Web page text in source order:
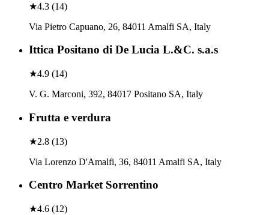
★4.3 (14)
Via Pietro Capuano, 26, 84011 Amalfi SA, Italy
Ittica Positano di De Lucia L.&C. s.a.s
★4.9 (14)
V. G. Marconi, 392, 84017 Positano SA, Italy
Frutta e verdura
★2.8 (13)
Via Lorenzo D'Amalfi, 36, 84011 Amalfi SA, Italy
Centro Market Sorrentino
★4.6 (12)